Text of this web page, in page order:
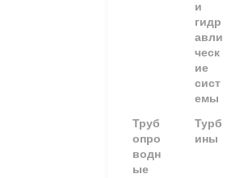
и
гидр
авли
ческ
ие
сист
емы
Труб
опро
водн
ые
Турб
ины